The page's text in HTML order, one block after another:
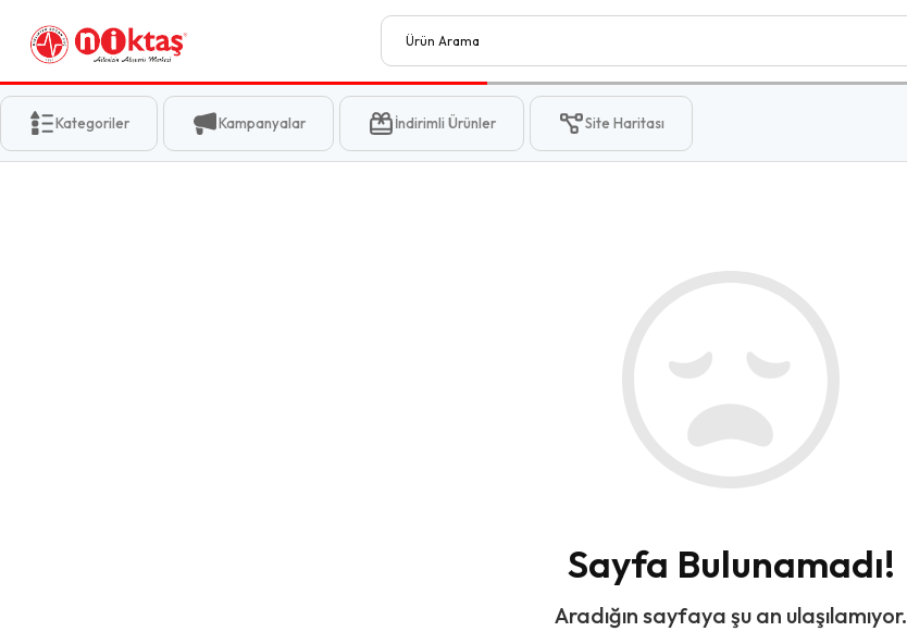
Kategoriler Kampanyalar İndirimli Ürünler Site Haritası
Sayfa Bulunamadı!
Aradığın sayfaya şu an ulaşılamıyor.